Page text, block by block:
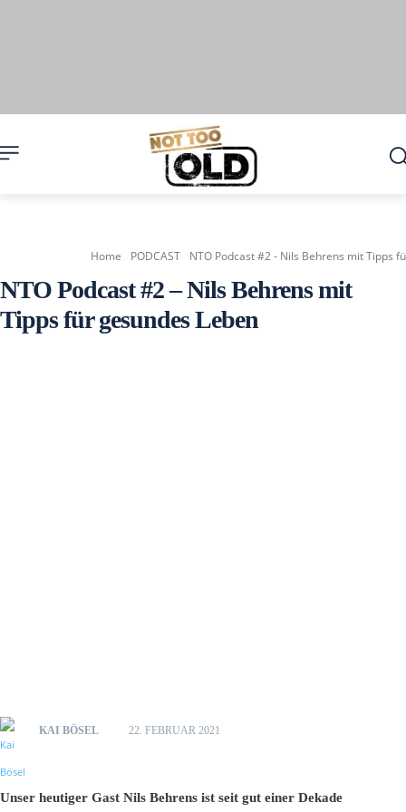
Home PODCAST NTO Podcast #2 - Nils Behrens mit Tipps
NTO Podcast #2 – Nils Behrens mit
Tipps für gesundes Leben
KAI BÖSEL 22. FEBRUAR 2021
Unser heutiger Gast Nils Behrens ist seit gut einer Dekade